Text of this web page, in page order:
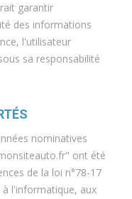
garantir
des informations
l'utilisateur
sa responsabilité
nominatives
ont été
de la loi n°78-17
l'informatique, aux